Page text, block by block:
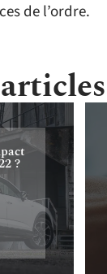
de l’ordre.
?